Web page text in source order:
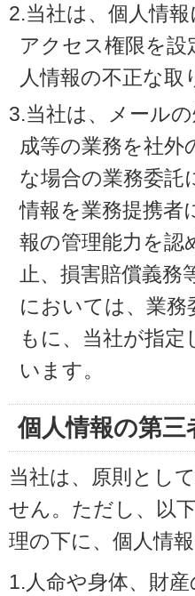
2.当社は、個人情
アクセス権限を
人情報の不正な
3.当社は、メール
成等の業務を社
な場合の業務委
情報を業務提携者
報の管理能力を認
止、損害賠償義務
においては、業務
もに、当社が指
います。
個人情報の第三
当社は、原則とし
せん。ただし、以
理の下に、個人情
1.人命や身体、財